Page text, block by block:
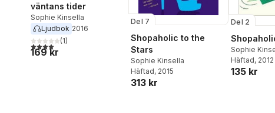
väntans tider
Sophie Kinsella
Ljudbok 2016
4,0utav 5 stjärnor. Totalt antal röster:
(1)
169 kr
Del 7
Shopaholic to the
Stars
Sophie Kinsella
Häftad, 2015
313 kr
Del 2
Sophie
Häftad, 2012
135 kr